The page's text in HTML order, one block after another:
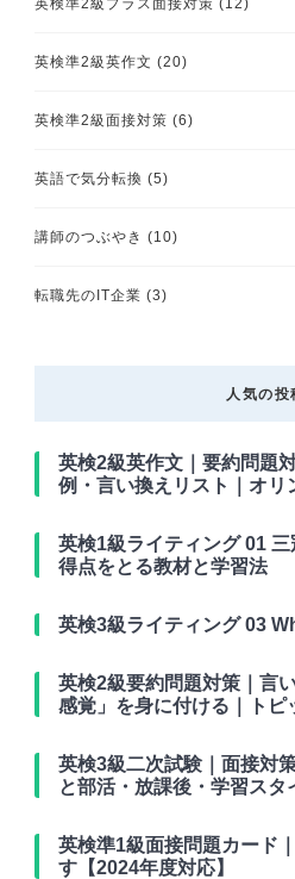
英検準2級英作文 (20)
英検準2級面接対策 (6)
英語で気分転換 (5)
講師のつぶやき (10)
転職先のIT企業 (3)
人気の投
英検2級英作文｜要約問題
例・言い換えリスト｜オリ
英検1級ライティング 01
得点をとる教材と学習法
英検3級ライティング 03
英検2級要約問題対策｜言
感覚」を身に付ける｜トピ
英検3級二次試験｜面接対
と部活・放課後・学習スタ
英検準1級面接問題カード
す【2024年度対応】